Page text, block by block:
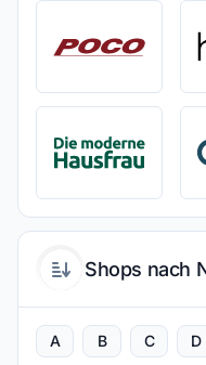
Shops nach
A B C D